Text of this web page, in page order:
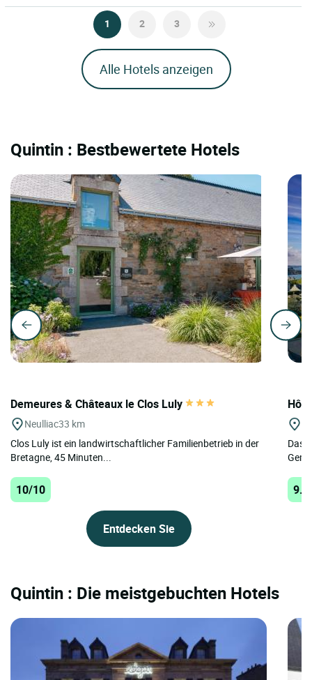
1 2 3
Alle Hotels anzeigen
Quintin : Bestbewertete Hotels
Demeures & Châteaux le Clos Luly
Neulliac33 km
Clos Luly ist ein landwirtschaftlicher Familienbetrieb in der
Bretagne, 45 Minuten...
10/10
Entdecken Sie
Das
Quintin : Die meistgebuchten Hotels